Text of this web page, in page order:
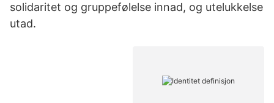
solidaritet og gruppefølelse innad, og utelukkelse
utad.